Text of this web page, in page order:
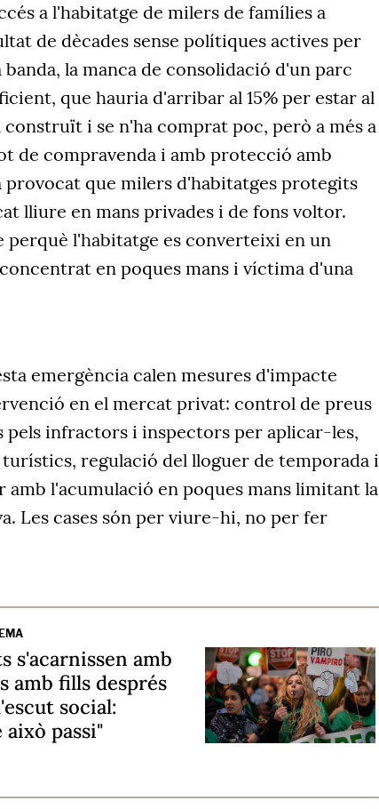
a l'habitatge de milers de famílies a
de dècades sense polítiques actives per
la manca de consolidació d'un parc
que hauria d'arribar al 15% per estar al
construït i se n'ha comprat poc, però a més a
de compravenda i amb protecció amb
provocat que milers d'habitatges protegits
lliure en mans privades i de fons voltor.
perquè l'habitatge es converteixi en un
en poques mans i víctima d'una
emergència calen mesures d'impacte
en el mercat privat: control de preus
pels infractors i inspectors per aplicar-les,
regulació del lloguer de temporada i
amb l'acumulació en poques mans limitant la
Les cases són per viure-hi, no per fer
s'acarnissen amb
amb fills després
social:
això passi"